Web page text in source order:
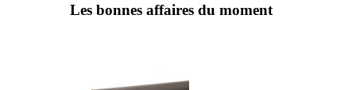
Les bonnes affaires du moment